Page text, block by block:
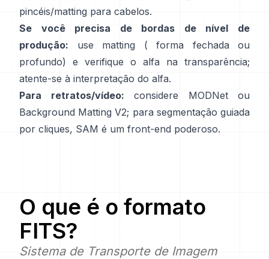
pincéis/matting para cabelos.
Se você precisa de bordas de nível de
produção: use matting ( forma fechada
ou
profundo) e verifique o alfa na transparência;
atente-se à interpretação do alfa.
Para retratos/vídeo: considere MODNetou
Background Matting V2; para segmentação guiada
por cliques, SAM é um front-end poderoso.
O que é o formato
FITS?
Sistema de Transporte de Imagem